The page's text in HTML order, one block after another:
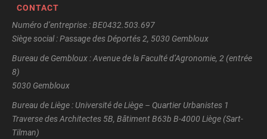
CONTACT
Numéro d’entreprise : BE0432.503.697
Siège social : Passage des Déportés 2, 5030 Gembloux
Bureau de Gembloux : Avenue de la Faculté d’Agronomie, 2 (entrée
8)
5030 Gembloux
Bureau de Liège : Université de Liège – Quartier Urbanistes 1
Traverse des Architectes 5B, Bâtiment B63b B-4000 Liège (Sart-
Tilman)